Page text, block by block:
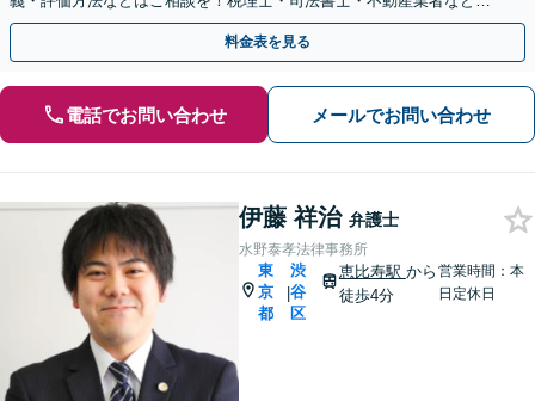
連携対応◎【英語・韓国語対応】
料金表を見る
電話でお問い合わせ メールでお問い合わせ
伊藤 祥治 弁護士
水野泰孝法律事務所
東
京
都
|
渋
谷
区
恵比寿駅 から
徒歩4分
営業時間：本
日定休日